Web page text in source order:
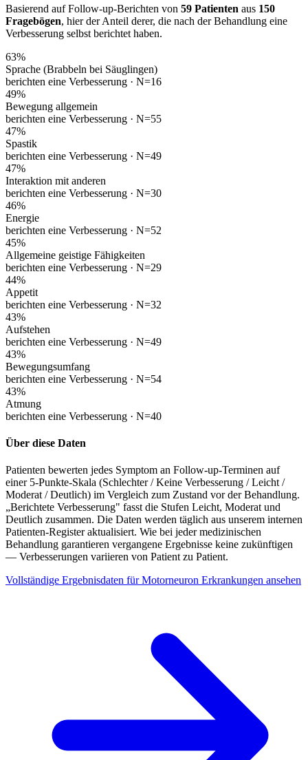
Basierend auf Follow-up-Berichten von 59 Patienten aus 150
Fragebögen, hier der Anteil derer, die nach der Behandlung eine
Verbesserung selbst berichtet haben.
63%
Sprache (Brabbeln bei Säuglingen)
berichten eine Verbesserung · N=16
49%
Bewegung allgemein
berichten eine Verbesserung · N=55
47%
Spastik
berichten eine Verbesserung · N=49
47%
Interaktion mit anderen
berichten eine Verbesserung · N=30
46%
Energie
berichten eine Verbesserung · N=52
45%
Allgemeine geistige Fähigkeiten
berichten eine Verbesserung · N=29
44%
Appetit
berichten eine Verbesserung · N=32
43%
Aufstehen
berichten eine Verbesserung · N=49
43%
Bewegungsumfang
berichten eine Verbesserung · N=54
43%
Atmung
berichten eine Verbesserung · N=40
Über diese Daten
Patienten bewerten jedes Symptom an Follow-up-Terminen auf
einer 5-Punkte-Skala (Schlechter / Keine Verbesserung / Leicht /
Moderat / Deutlich) im Vergleich zum Zustand vor der Behandlung.
„Berichtete Verbesserung" fasst die Stufen Leicht, Moderat und
Deutlich zusammen. Die Daten werden täglich aus unserem internen
Patienten-Register aktualisiert. Wie bei jeder medizinischen
Behandlung garantieren vergangene Ergebnisse keine zukünftigen
— Verbesserungen variieren von Patient zu Patient.
Vollständige Ergebnisdaten für Motorneuron Erkrankungen ansehen